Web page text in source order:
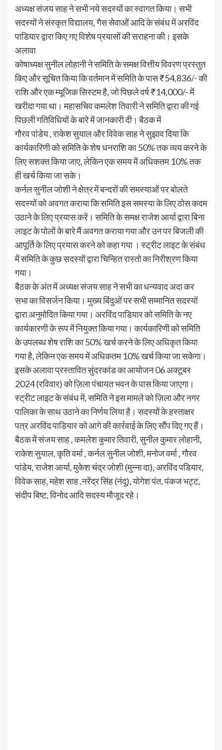
अध्यक्ष संजय साह ने सभी नये सदस्यों का स्वागत किया। सभी
सदस्यों ने संस्कृत विद्यालय, गैस सेवाओं आदि के संबंध में अरविंद
पाडियार द्वारा किए गए विशेष प्रयासों की सराहना की। इसके
अलावा
कोषाध्यक्ष सुनील लोहानी ने समिति के समक्ष वित्तीय विवरण प्रस्तुत
किए और सूचित किया कि वर्तमान में समिति के पास ₹54,836/- की
राशि और एक म्यूजिक सिस्टम है, जो पिछले वर्ष ₹14,000/- में
खरीदा गया था। महासचिव कमलेश तिवारी ने समिति द्वारा की गई
पिछली गतिविधियों के बारे में जानकारी दी। बैठक में
गौरव पांडेय , राकेश सुयाल और विवेक साह ने सुझाव दिया कि
कार्यकारिणी को समिति के शेष धनराशि का 50% तक व्यय करने के
लिए सशक्त किया जाए, लेकिन एक समय में अधिकतम 10% तक
ही खर्च किया जा सके।
कर्नल सुनील जोशी ने क्षेत्र में बन्दरों की समस्याओं पर बोलते
सदस्यों को अवगत कराया कि समिति इस समस्या के लिए ठोस कदम
उठाने के लिए प्रयास करें। समिति के समक्ष राजेश आर्या द्वारा बिना
लाइट के पोलों के बारे मैं अवगत कराया गया और उन पर बिजली की
आपूर्ति के लिए प्रयास करने को कहा गया । स्ट्रीट लाइट के संबंध
में समिति के कुछ सदस्यों द्वारा चिन्हित रास्तो का निरीश्रण किया
गया।
बैठक के अंत में अध्यक्ष संजय साह ने सभी का धन्यवाद अदा कर
सभा का विसर्जन किया। मुख्य बिंदुओं पर सभी सम्मानित सदस्यों
द्वारा अनुमोदित किया गया। अरविंद पाडियार को समिति के नए
कार्यकारणी के रूप में नियुक्त किया गया। कार्यकारिणी को समिति
के उपलब्ध शेष राशि का 50% खर्च करने के लिए अधिकृत किया
गया है, लेकिन एक समय में अधिकतम 10% खर्च किया जा सकेगा।
इसके अलावा प्रस्तावित सुंदरकांड का आयोजन 06 अक्टूबर
2024 (रविवार) को ज़िला पंचायत भवन के पास किया जाएगा।
स्ट्रीट लाइट के संबंध में, समिति ने इस मामले को ज़िला और नगर
पालिका के साथ उठाने का निर्णय लिया है। सदस्यों के हस्ताक्षर
पत्र अरविंद पाडियार को आगे की कार्रवाई के लिए सौंप दिए गए हैं।
बैठक में संजय साह , कमलेश कुमार तिवारी, सुनील कुमार लोहानी,
राकेश सुयाल, कृति वर्मा , कर्नल सुनील जोशी, मनोज वर्मा , गौरव
पांडेय, राजेश आर्या, मुकेश चंद्र जोशी (मुन्ना दा), अरविंद पडियार,
विवेक साह, महेश साह ,नरेंद्र सिंह (नंदू), योगेश पंत, पंकज भट्ट,
संदीप बिष्ट, विनोद आदि सदस्य मौजूद रहे।